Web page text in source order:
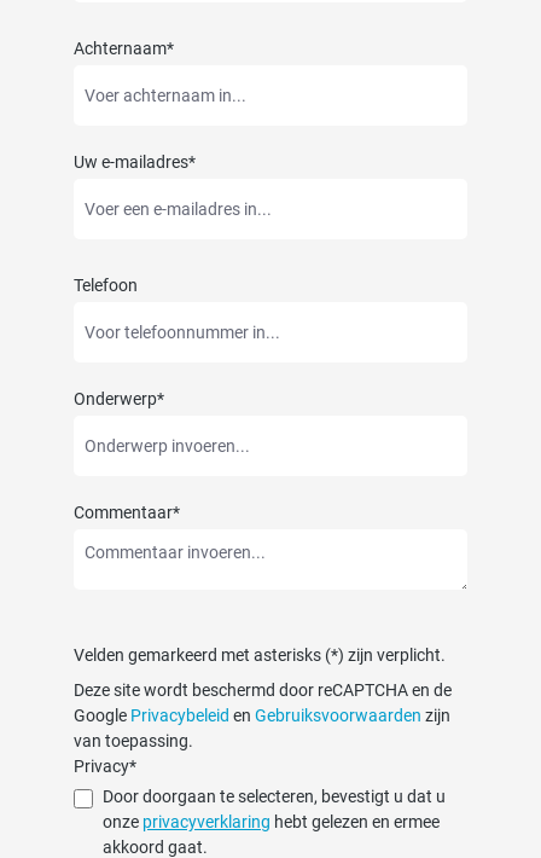
Achternaam*
Uw e-mailadres*
Telefoon
Onderwerp*
Commentaar*
Velden gemarkeerd met asterisks (*) zijn verplicht.
Deze site wordt beschermd door reCAPTCHA en de
Google Privacybeleid en Gebruiksvoorwaarden zijn
van toepassing.
Privacy*
Door doorgaan te selecteren, bevestigt u dat u
onze privacyverklaring hebt gelezen en ermee
akkoord gaat.